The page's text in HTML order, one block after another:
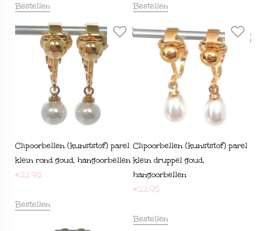
Bestellen Bestellen
Clipoorbellen (kunststof) parel
klein rond goud, hangoorbellen
€22,95
Bestellen
Clipoorbellen (kunststof) parel
klein druppel goud,
hangoorbellen
€22,95
Bestellen